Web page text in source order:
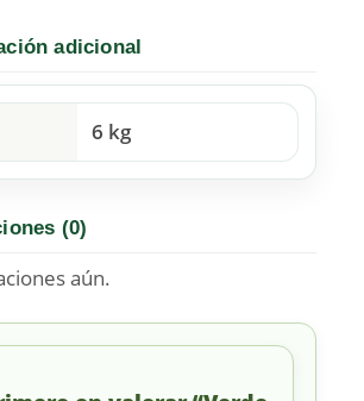
adicional
6 kg
(0)
aún.